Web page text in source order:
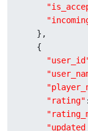
    },
    {
"rating"